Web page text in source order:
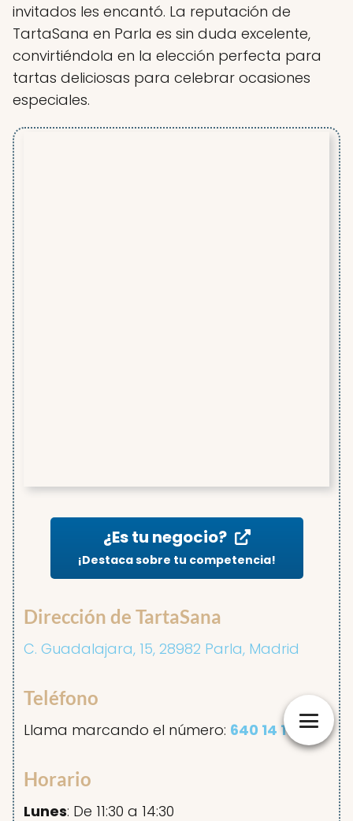
invitados les encantó. La reputación de
TartaSana en Parla es sin duda excelente,
convirtiéndola en la elección perfecta para
tartas deliciosas para celebrar ocasiones
especiales.
¿Es tu negocio?
¡Destaca sobre tu competencia!
Dirección de TartaSana
C. Guadalajara, 15, 28982 Parla, Madrid
Teléfono
Llama marcando el número: 640 14 16 99
Horario
Lunes: De 11:30 a 14:30